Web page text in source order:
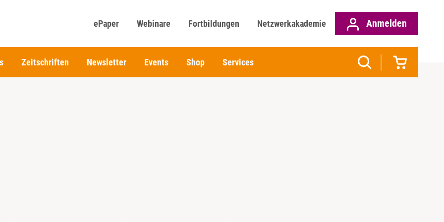
ePaper Webinare Fortbildungen Netzwerkakademie Anmelden
Zeitschriften Newsletter Events Shop Services